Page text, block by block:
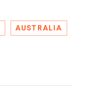
AUSTRALIA